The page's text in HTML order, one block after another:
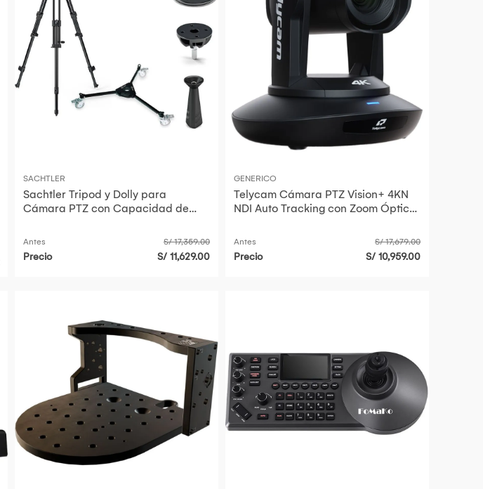
SACHTLER
Sachtler Tripod y Dolly para
Cámara PTZ con Capacidad de
Antes S/ 17,359.00
Precio S/ 11,629.00
GENERICO
Telycam Cámara PTZ Vision+ 4KN
NDI Auto Tracking con Zoom Óptico
Antes S/ 17,679.00
Precio S/ 10,959.00